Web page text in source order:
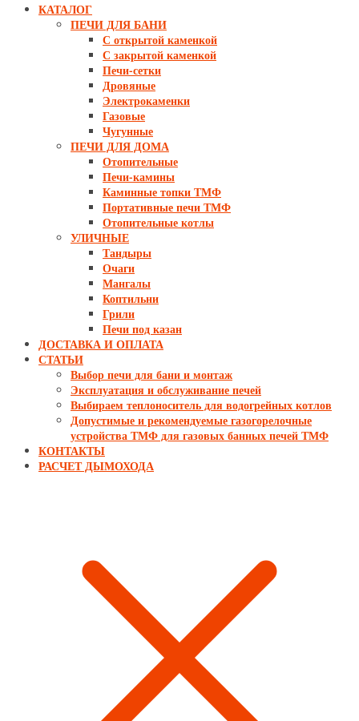
КАТАЛОГ
ПЕЧИ ДЛЯ БАНИ
С открытой каменкой
С закрытой каменкой
Печи-сетки
Дровяные
Электрокаменки
Газовые
Чугунные
ПЕЧИ ДЛЯ ДОМА
Отопительные
Печи-камины
Каминные топки ТМФ
Портативные печи ТМФ
Отопительные котлы
УЛИЧНЫЕ
Тандыры
Очаги
Мангалы
Коптильни
Грили
Печи под казан
ДОСТАВКА И ОПЛАТА
СТАТЬИ
Выбор печи для бани и монтаж
Эксплуатация и обслуживание печей
Выбираем теплоноситель для водогрейных котлов
Допустимые и рекомендуемые газогорелочные
устройства ТМФ для газовых банных печей ТМФ
КОНТАКТЫ
РАСЧЕТ ДЫМОХОДА